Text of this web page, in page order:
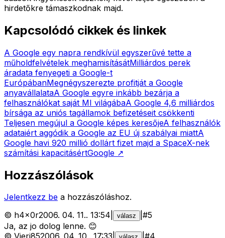
hirdetőkre támaszkodnak majd.
Kapcsolódó cikkek és linkek
A Google egy napra rendkívül egyszerűvé tette a
műholdfelvételek meghamisításátMilliárdos perek
áradata fenyegeti a Google-t
EurópábanMegnégyszerezte profitját a Google
anyavállalataA Google egyre inkább bezárja a
felhasználókat saját MI világábaA Google 4,6 milliárdos
bírsága az uniós tagállamok befizetéseit csökkenti
Teljesen megújul a Google képes keresőjeA felhasználók
adataiért aggódik a Google az EU új szabályai miattA
Google havi 920 millió dollárt fizet majd a SpaceX-nek
számítási kapacitásértGoogle ↗
Hozzászólások
Jelentkezz be a hozzászóláshoz.
© h4x0r2006. 04. 11.. 13:54 válasz #5
Ja, az jo dolog lenne. 😊